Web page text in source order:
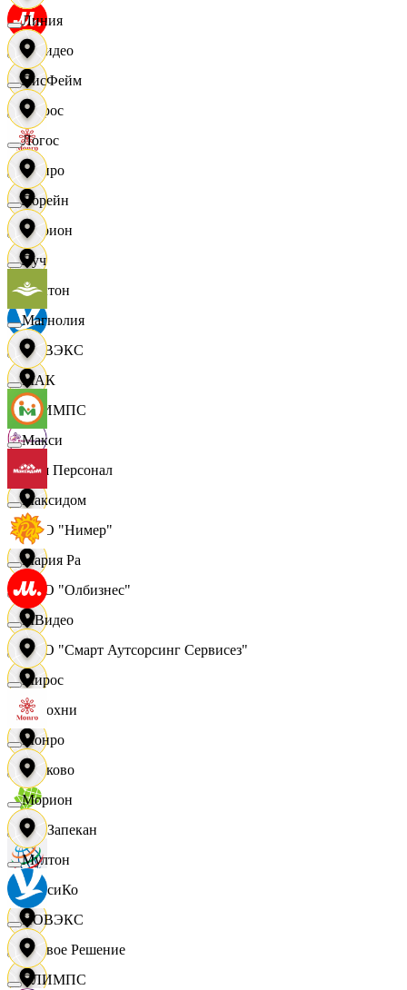
МВидео
Мирос
Монро
Морион
Мултон
НОВЭКС
ОЛИМПС
Ваш Персонал
ООО "Нимер"
ООО "Олбизнес"
ООО "Смарт Аутсорсинг Сервисез"
Отдохни
Очаково
ПанЗапекан
ПепсиКо
Первое Решение
Линия
ЛисФейм
Логос
Лорейн
Луч
Магнолия
МАК
Макси
Максидом
Мария Ра
МВидео
Мирос
Монро
Морион
Мултон
НОВЭКС
ОЛИМПС